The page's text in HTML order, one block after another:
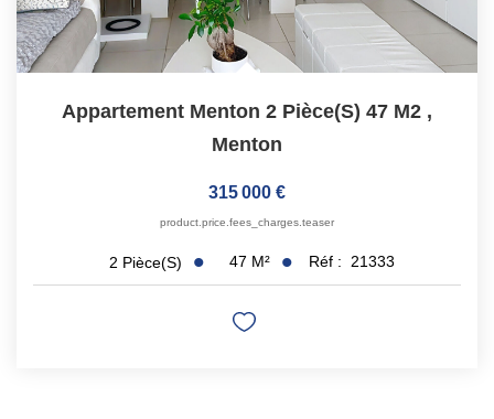
Appartement Menton 2 Pièce(s) 47 M2 ,
Menton
315 000 €
product.price.fees_charges.teaser
2 Pièce(s) 47 M² Réf : 21333